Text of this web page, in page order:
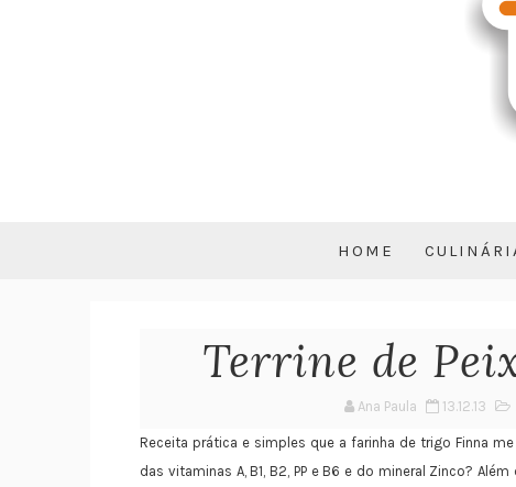
HOME
Terrine de
Ana Paula 13.12.13
Receita prática e simples que a farinha de trigo Finna
das vitaminas A, B1, B2, PP e B6 e do mineral Zinco?